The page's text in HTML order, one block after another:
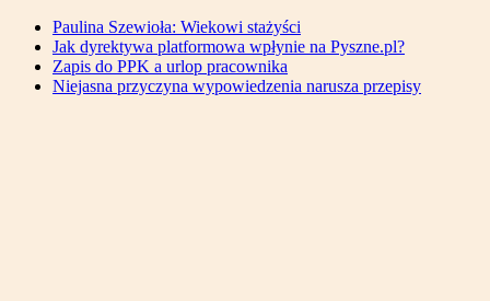
Paulina Szewioła: Wiekowi stażyści
Jak dyrektywa platformowa wpłynie na Pyszne.pl?
Zapis do PPK a urlop pracownika
Niejasna przyczyna wypowiedzenia narusza przepisy